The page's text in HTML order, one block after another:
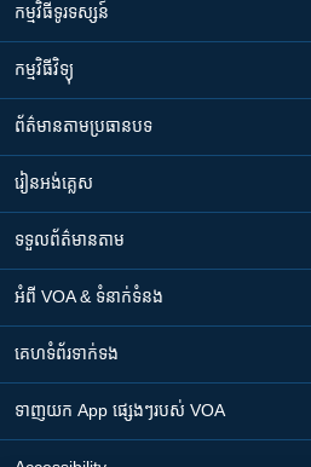
កម្មវិធី​ទូរទស្សន៍
កម្មវិធី​វិទ្យុ
ព័ត៌មាន​តាមប្រធានបទ​
រៀន​​អង់គ្លេស
ទទួល​ព័ត៌មាន​តាម
អំពី​ VOA & ទំនាក់ទំនង
គេហទំព័រ​​ទាក់ទង
ទាញយក​ App ផ្សេងៗ​របស់​ VOA